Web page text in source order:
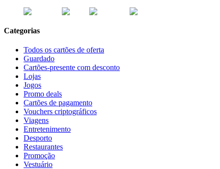
Categorias
Todos os cartões de oferta
Guardado
Cartões-presente com desconto
Lojas
Jogos
Promo deals
Cartões de pagamento
Vouchers criptográficos
Viagens
Entretenimento
Desporto
Restaurantes
Promoção
Vestuário